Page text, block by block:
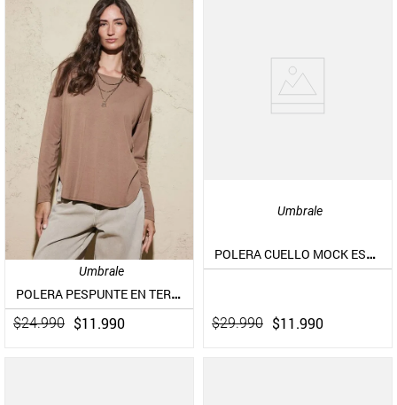
Umbrale
POLERA PESPUNTE EN TERMINACIONES CON APERTURA EN COSTADOS
$24.990 $11.990
Umbrale
POLERA CUELLO MOCK ESTAMPADA Y DISEÑO EN TERCIOPELO
$29.990 $11.990